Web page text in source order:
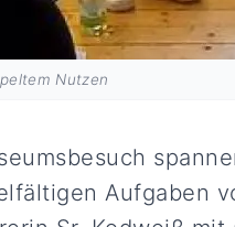
Nutzen
Aufgaben